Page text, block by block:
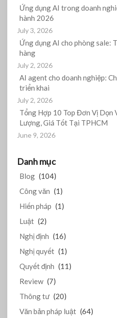
Ứng dụng AI trong doanh
hành 2026
July 3, 2026
Ứng dụng AI cho phòng sale:
hàng
July 2, 2026
AI agent cho doanh nghiệp:
triển khai
July 2, 2026
Tổng Hợp 10 Top Đơn Vị Dọn
Lượng, Giá Tốt Tại TPHCM
June 9, 2026
Danh mục
Blog (104)
Công văn (1)
Hiến pháp (1)
Luật (2)
Nghị định (16)
Nghị quyết (1)
Quyết định (11)
Review (7)
Thông tư (20)
Văn bản pháp luật (64)